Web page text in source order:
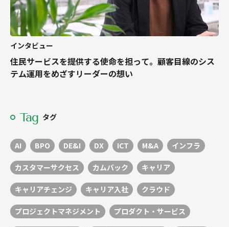
インタビュー
住民サービスを提供する使命を担って。顧客目線のシス
テム運用をめざすリーダーの想い
Tag タグ
AI BPO DE&I DX ICT M&A インフラ
カスタマーサクセス カムバック キャリア
キャリアチェンジ キャリア入社 クラウド
プロジェクトマネジメント プロダクト・サービス